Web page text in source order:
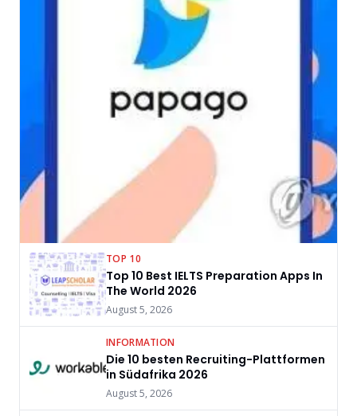
TOP 10
Top 10 Best IELTS Preparation Apps In
The World 2026
August 5, 2026
INFORMATION
Die 10 besten Recruiting-Plattformen
in Südafrika 2026
August 5, 2026